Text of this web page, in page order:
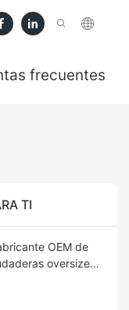
frecuentes
TI
OEM de
oversize